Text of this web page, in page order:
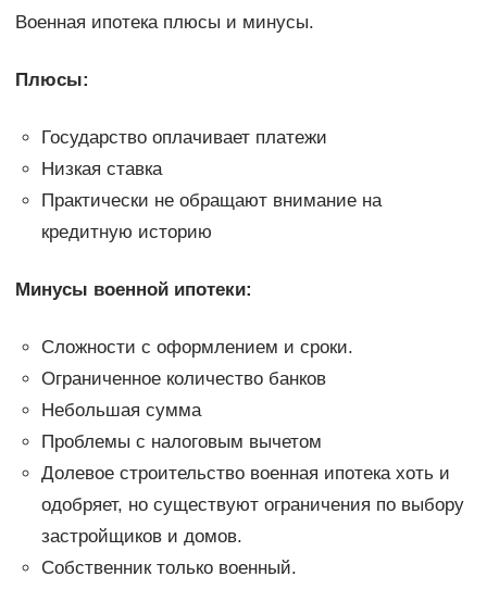
Военная ипотека плюсы и минусы.
Плюсы:
Государство оплачивает платежи
Низкая ставка
Практически не обращают внимание на
кредитную историю
Минусы военной ипотеки:
Сложности с оформлением и сроки.
Ограниченное количество банков
Небольшая сумма
Проблемы с налоговым вычетом
Долевое строительство военная ипотека хоть и
одобряет, но существуют ограничения по выбору
застройщиков и домов.
Собственник только военный.